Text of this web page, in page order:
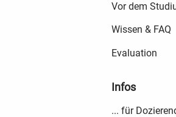
Vor dem
Wissen & FAQ
Evaluation
Infos
... für